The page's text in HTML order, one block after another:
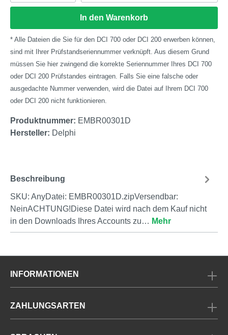
In den Warenkorb
* Alle Dateien die Sie für den DCI 700 oder DCI 200 erwerben können,
sind mit Ihrer Prüfstandseriennummer verknüpft. Aus diesem Grund
müssen Sie hier zwingend die korrekte Seriennummer Ihres DCI 700
oder DCI 200 Prüfstandes eintragen. Falls Sie eine falsche oder
ausgedachte Nummer verwenden, wird die Datei auf Ihrem DCI 700
oder DCI 200 nicht funktionieren.
Produktnummer: EMBR00301D
Hersteller: Delphi
Beschreibung
SKU: AnyDatei: EMBR00301D.zipVersendbar:
NeinACHTUNG!Diese Datei wird nach dem Kauf nicht
in den Downloads Ihres Accounts zu… Mehr
INFORMATIONEN
ZAHLUNGSARTEN